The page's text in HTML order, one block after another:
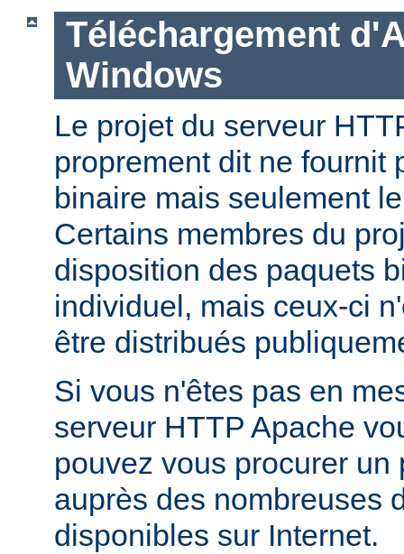
Téléchargement
Windows
Le projet du serveur
proprement dit ne fournit
binaire mais seulement
Certains membres du
disposition des paquets
individuel, mais ceux-ci
être distribués
Si vous n'êtes pas en
serveur HTTP Apache
pouvez vous procurer un
auprès des nombreuses
disponibles sur Internet.